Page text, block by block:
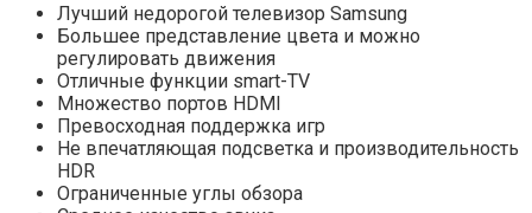
Лучший недорогой телевизор Samsung
Большее представление цвета и можно
регулировать движения
Отличные функции smart-TV
Множество портов HDMI
Превосходная поддержка игр
Не впечатляющая подсветка и производительность
HDR
Ограниченные углы обзора